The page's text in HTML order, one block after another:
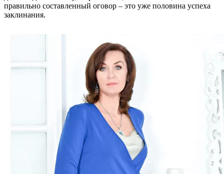
правильно составленный оговор – это уже половина успеха
заклинания.